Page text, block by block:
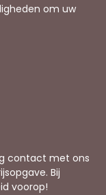
om uw
contact met ons
Bij
voorop!